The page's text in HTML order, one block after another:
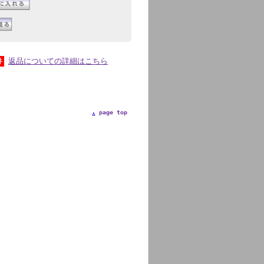
返品についての詳細はこちら
page top